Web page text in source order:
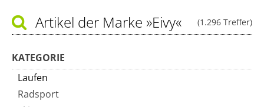
(1.296 Treffer)
Artikel der Marke »Eivy«
KATEGORIE
Laufen
Radsport